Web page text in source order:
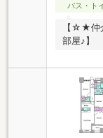
バス・ト
【☆★仲
部屋♪】